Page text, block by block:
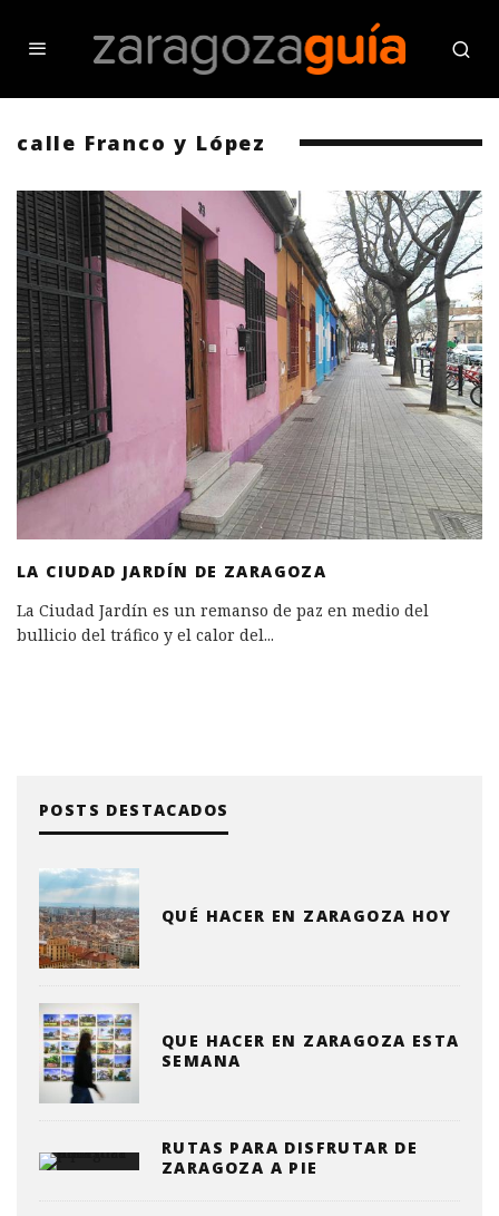
calle Franco y López
LA CIUDAD JARDÍN DE ZARAGOZA
La Ciudad Jardín es un remanso de paz en medio del
bullicio del tráfico y el calor del...
POSTS DESTACADOS
QUÉ HACER EN ZARAGOZA HOY
QUE HACER EN ZARAGOZA ESTA
SEMANA
RUTAS PARA DISFRUTAR DE
ZARAGOZA A PIE